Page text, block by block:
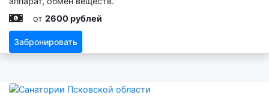
от 2600 рублей
Забронировать